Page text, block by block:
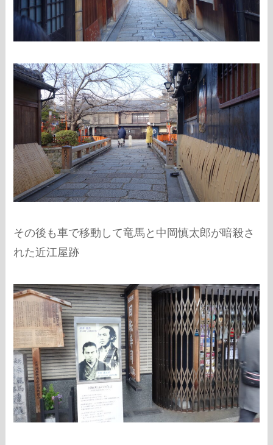
その後も車で移動して竜馬と中岡慎太郎が暗殺さ
れた近江屋跡